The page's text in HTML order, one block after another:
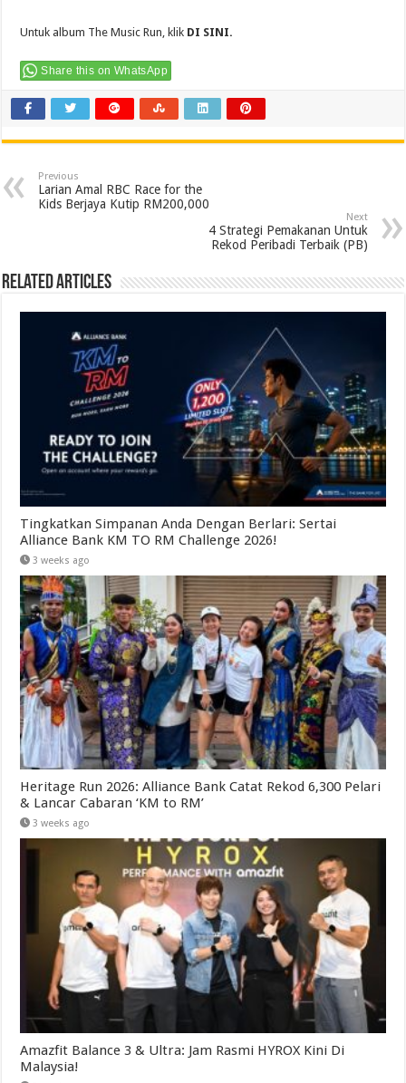
Untuk album The Music Run, klik DI SINI.
Share this on WhatsApp
Previous
Larian Amal RBC Race for the
Kids Berjaya Kutip RM200,000
Next
4 Strategi Pemakanan Untuk
Rekod Peribadi Terbaik (PB)
Related Articles
Tingkatkan Simpanan Anda Dengan Berlari: Sertai
Alliance Bank KM TO RM Challenge 2026!
3 weeks ago
Heritage Run 2026: Alliance Bank Catat Rekod 6,300 Pelari
& Lancar Cabaran ‘KM to RM’
3 weeks ago
Amazfit Balance 3 & Ultra: Jam Rasmi HYROX Kini Di
Malaysia!